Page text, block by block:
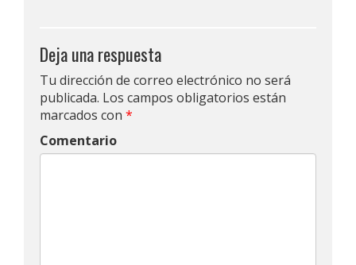
Deja una respuesta
Tu dirección de correo electrónico no será
publicada. Los campos obligatorios están
marcados con *
Comentario